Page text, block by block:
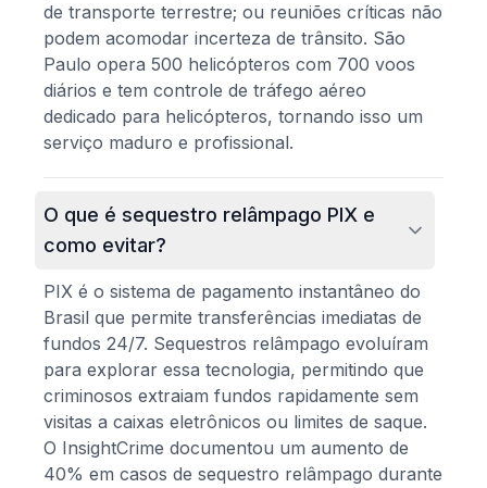
de transporte terrestre; ou reuniões críticas não
podem acomodar incerteza de trânsito. São
Paulo opera 500 helicópteros com 700 voos
diários e tem controle de tráfego aéreo
dedicado para helicópteros, tornando isso um
serviço maduro e profissional.
O que é sequestro relâmpago PIX e
como evitar?
PIX é o sistema de pagamento instantâneo do
Brasil que permite transferências imediatas de
fundos 24/7. Sequestros relâmpago evoluíram
para explorar essa tecnologia, permitindo que
criminosos extraiam fundos rapidamente sem
visitas a caixas eletrônicos ou limites de saque.
O InsightCrime documentou um aumento de
40% em casos de sequestro relâmpago durante